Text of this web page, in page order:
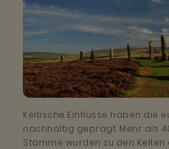
Keltische Einflüsse haben die
nachhaltig geprägt. Mehr als
Stämme wurden zu den